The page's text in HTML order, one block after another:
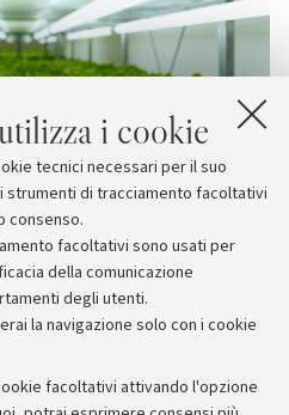
i cookie
tecnici necessari per il suo
strumenti di tracciamento facoltativi
consenso.
facoltativi sono usati per
della comunicazione
degli utenti.
la navigazione solo con i cookie
facoltativi attivando l'opzione